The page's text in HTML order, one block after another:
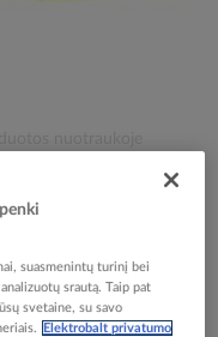
071409
4016705130153
suasmenintų turinį bei
srautą. Taip pat
svetaine, su savo
Elektrobalt privatumo